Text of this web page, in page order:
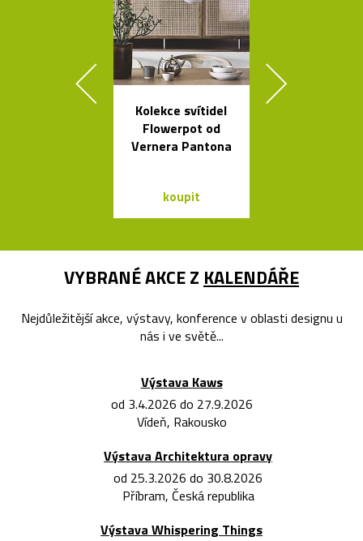
Kolekce svítidel
Flowerpot od
Vernera Pantona
koupit
VYBRANÉ AKCE Z KALENDÁŘE
Nejdůležitější akce, výstavy, konference v oblasti designu u
nás i ve světě...
Výstava Kaws
od 3.4.2026 do 27.9.2026
Vídeň, Rakousko
Výstava Architektura opravy
od 25.3.2026 do 30.8.2026
Příbram, Česká republika
Výstava Whispering Things